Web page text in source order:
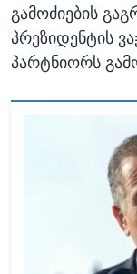
გამოძიების
პრეზიდენტის
პარტნიორს